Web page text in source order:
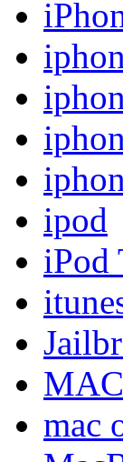
ipod
iPod
MAC
mac